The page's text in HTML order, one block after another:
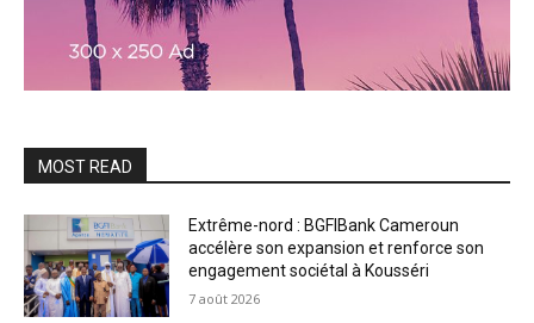
MOST READ
Extrême-nord : BGFIBank Cameroun
accélère son expansion et renforce son
engagement sociétal à Kousséri
7 août 2026